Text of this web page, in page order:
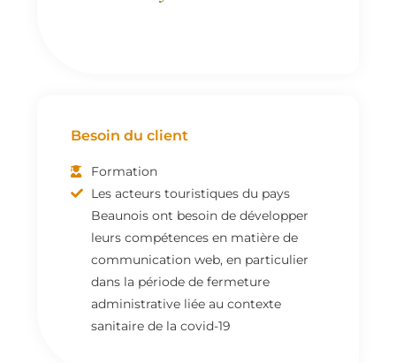
Besoin du client
Formation
Les acteurs touristiques du pays
Beaunois ont besoin de développer
leurs compétences en matière de
communication web, en particulier
dans la période de fermeture
administrative liée au contexte
sanitaire de la covid-19